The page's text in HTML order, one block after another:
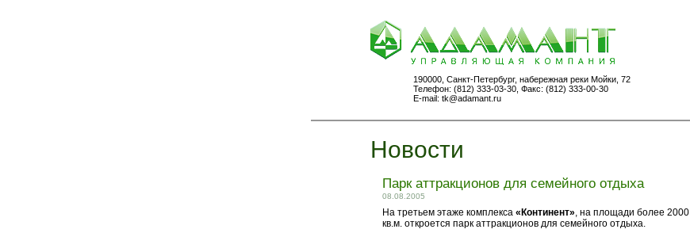
190000, Санкт-Петербург, набережная реки Мойки, 72
Телефон: (812) 333-03-30, Факс: (812) 333-00-30
E-mail: tk@adamant.ru
Новости
Парк аттракционов для семейного отдыха
08.08.2005
На третьем этаже комплекса «Континент», на площади более 2000
кв.м. откроется парк аттракционов для семейного отдыха.